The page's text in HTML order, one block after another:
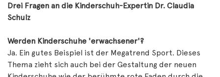
Drei Fragen an die Kinderschuh-Expertin Dr. Claudia
Schulz
Werden Kinderschuhe 'erwachsener'?
Ja. Ein gutes Beispiel ist der Megatrend Sport. Dieses
Thema zieht sich auch bei der Gestaltung der neuen